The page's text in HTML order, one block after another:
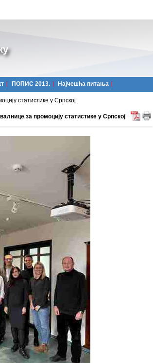
ПОПИС 2013. Најчешћa питања
статистике у Српској
за промоцију статистике у Српској